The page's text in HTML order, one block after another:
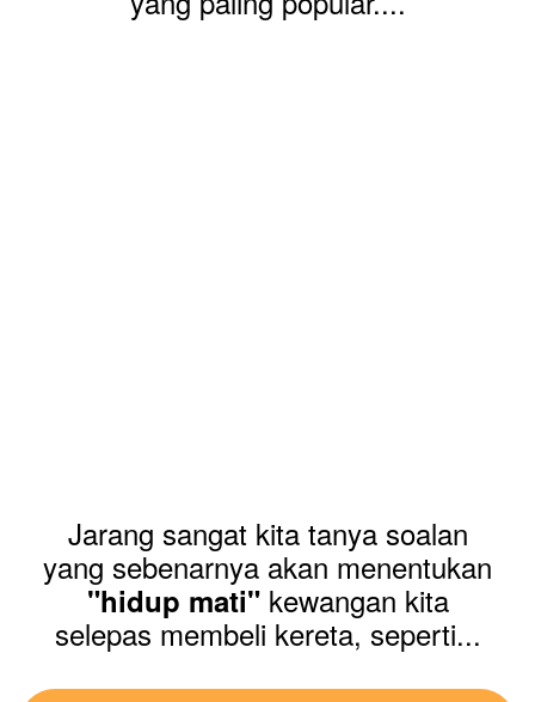
Jarang sangat kita tanya soalan
yang sebenarnya akan menentukan
"hidup mati"kewangan kita
selepas membeli kereta, seperti...